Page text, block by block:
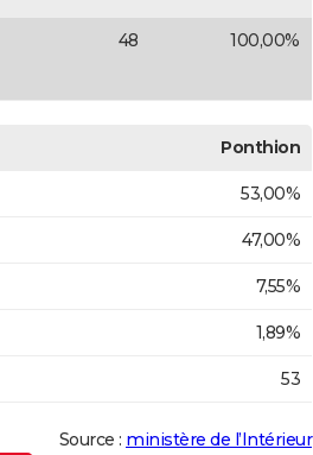
48 100,00%
Ponthion
53,00%
47,00%
7,55%
1,89%
53
Source : ministère de l’Intérieur